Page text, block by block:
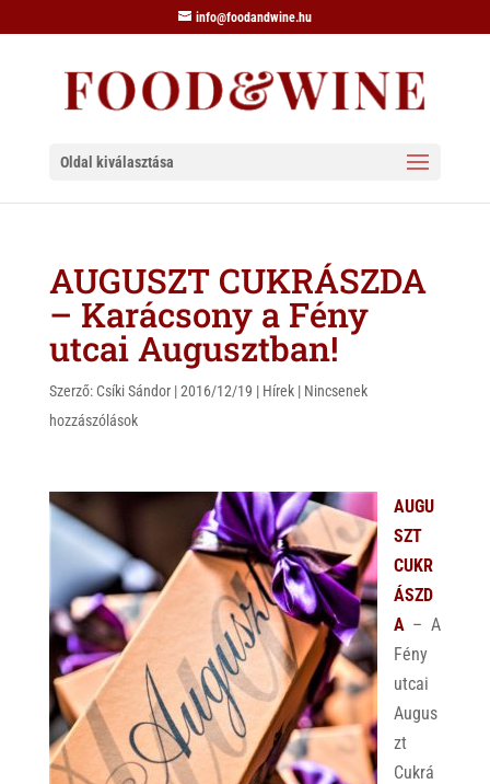
info@foodandwine.hu
Oldal kiválasztása
AUGUSZT CUKRÁSZDA
– Karácsony a Fény
utcai Augusztban!
Szerző: Csíki Sándor|2016/12/19 | Hírek| Nincsenek
hozzászólások
AUGU
SZT
CUKR
ÁSZD
A– A
Fény
utcai
Augus
zt
Cukrá